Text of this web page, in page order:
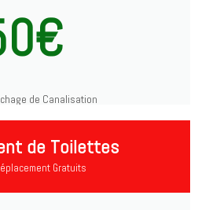
de Canalisation
de Toilettes
Gratuits